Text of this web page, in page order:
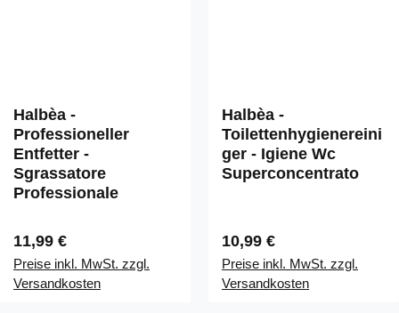
Halbèa -
Professioneller
Entfetter -
Sgrassatore
Professionale
Regulärer Preis:
11,99 €
Preise inkl. MwSt. zzgl.
Versandkosten
Halbèa -
Toilettenhygienereini
ger - Igiene Wc
Superconcentrato
Regulärer Preis:
10,99 €
Preise inkl. MwSt. zzgl.
Versandkosten